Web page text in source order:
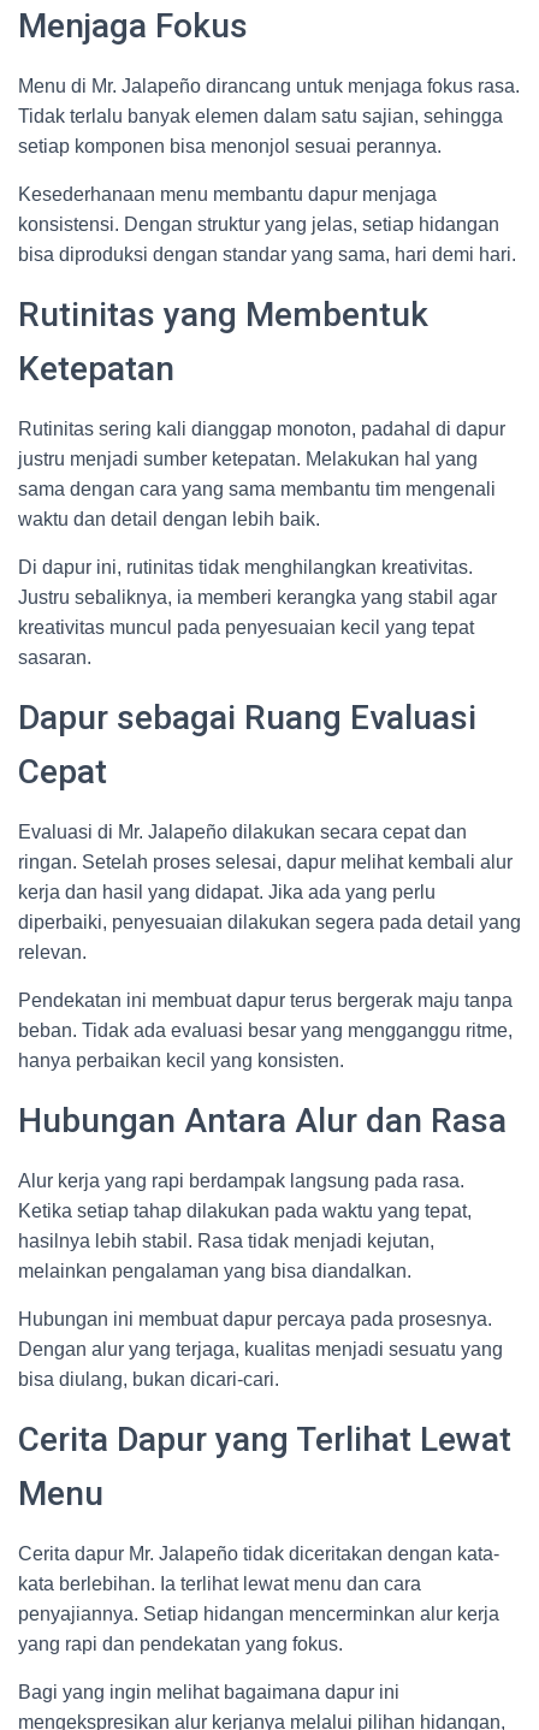
Menjaga Fokus
Menu di Mr. Jalapeño dirancang untuk menjaga fokus rasa.
Tidak terlalu banyak elemen dalam satu sajian, sehingga
setiap komponen bisa menonjol sesuai perannya.
Kesederhanaan menu membantu dapur menjaga
konsistensi. Dengan struktur yang jelas, setiap hidangan
bisa diproduksi dengan standar yang sama, hari demi hari.
Rutinitas yang Membentuk
Ketepatan
Rutinitas sering kali dianggap monoton, padahal di dapur
justru menjadi sumber ketepatan. Melakukan hal yang
sama dengan cara yang sama membantu tim mengenali
waktu dan detail dengan lebih baik.
Di dapur ini, rutinitas tidak menghilangkan kreativitas.
Justru sebaliknya, ia memberi kerangka yang stabil agar
kreativitas muncul pada penyesuaian kecil yang tepat
sasaran.
Dapur sebagai Ruang Evaluasi
Cepat
Evaluasi di Mr. Jalapeño dilakukan secara cepat dan
ringan. Setelah proses selesai, dapur melihat kembali alur
kerja dan hasil yang didapat. Jika ada yang perlu
diperbaiki, penyesuaian dilakukan segera pada detail yang
relevan.
Pendekatan ini membuat dapur terus bergerak maju tanpa
beban. Tidak ada evaluasi besar yang mengganggu ritme,
hanya perbaikan kecil yang konsisten.
Hubungan Antara Alur dan Rasa
Alur kerja yang rapi berdampak langsung pada rasa.
Ketika setiap tahap dilakukan pada waktu yang tepat,
hasilnya lebih stabil. Rasa tidak menjadi kejutan,
melainkan pengalaman yang bisa diandalkan.
Hubungan ini membuat dapur percaya pada prosesnya.
Dengan alur yang terjaga, kualitas menjadi sesuatu yang
bisa diulang, bukan dicari-cari.
Cerita Dapur yang Terlihat Lewat
Menu
Cerita dapur Mr. Jalapeño tidak diceritakan dengan kata-
kata berlebihan. Ia terlihat lewat menu dan cara
penyajiannya. Setiap hidangan mencerminkan alur kerja
yang rapi dan pendekatan yang fokus.
Bagi yang ingin melihat bagaimana dapur ini
mengekspresikan alur kerjanya melalui pilihan hidangan,